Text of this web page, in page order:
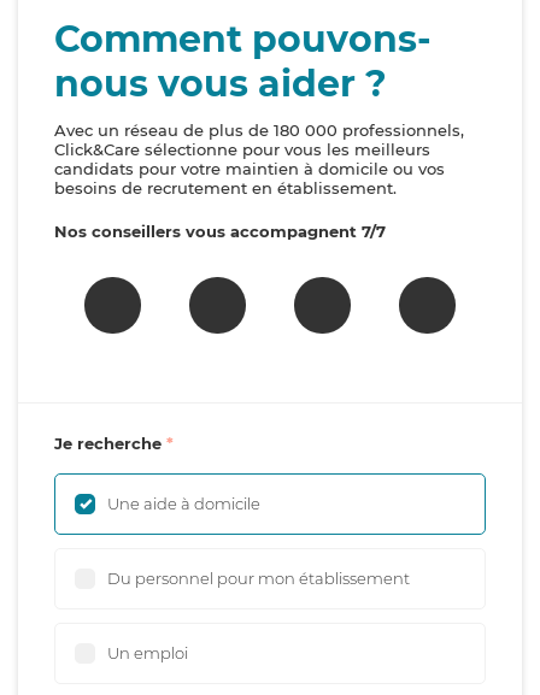
Comment pouvons-
nous vous aider ?
Avec un réseau de plus de 180 000 professionnels,
Click&Care sélectionne pour vous les meilleurs
candidats pour votre maintien à domicile ou vos
besoins de recrutement en établissement.
Nos conseillers vous accompagnent 7/7
Je recherche
Une aide à domicile
Du personnel pour mon établissement
Un emploi